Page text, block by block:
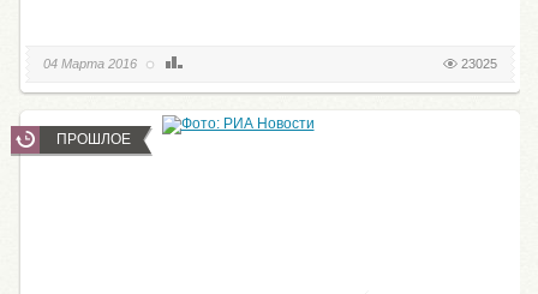
23025
04 Марта 2016
ПРОШЛОЕ